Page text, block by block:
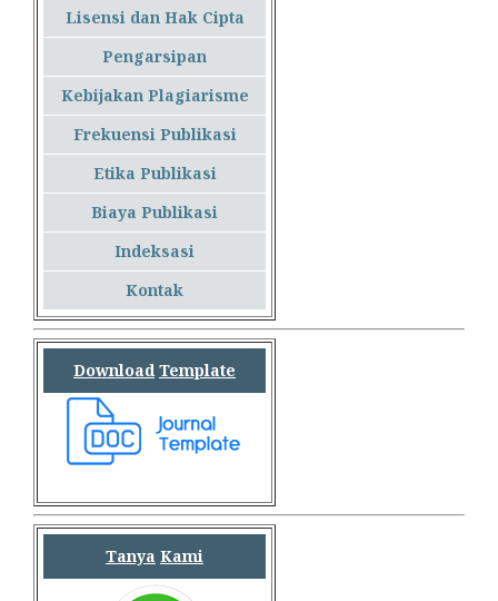
Lisensi dan Hak Cipta
Pengarsipan
Kebijakan Plagiarisme
Frekuensi Publikasi
Etika Publikasi
Biaya Publikasi
Indeksasi
Kontak
Download Template
Tanya Kami